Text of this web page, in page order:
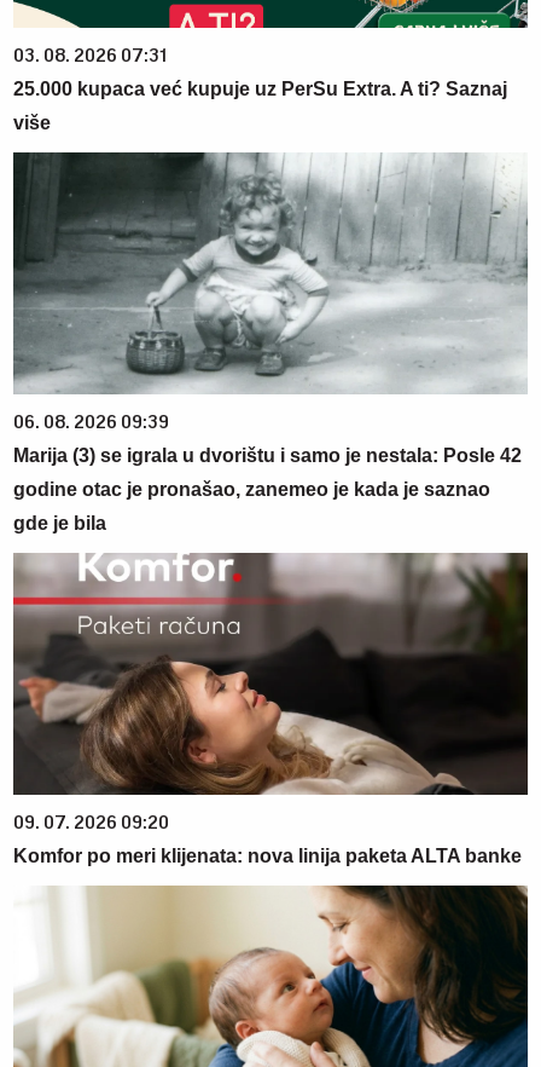
03. 08. 2026 07:31
25.000 kupaca već kupuje uz PerSu Extra. A ti? Saznaj
više
06. 08. 2026 09:39
Marija (3) se igrala u dvorištu i samo je nestala: Posle 42
godine otac je pronašao, zanemeo je kada je saznao
gde je bila
09. 07. 2026 09:20
Komfor po meri klijenata: nova linija paketa ALTA banke